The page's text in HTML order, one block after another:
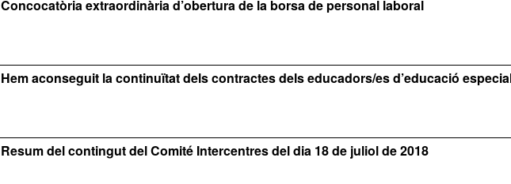
Concocatòria extraordinària d’obertura de la borsa de personal laboral
Hem aconseguit la continuïtat dels contractes dels educadors/es d’educació
Resum del contingut del Comité Intercentres del dia 18 de juliol de 2018